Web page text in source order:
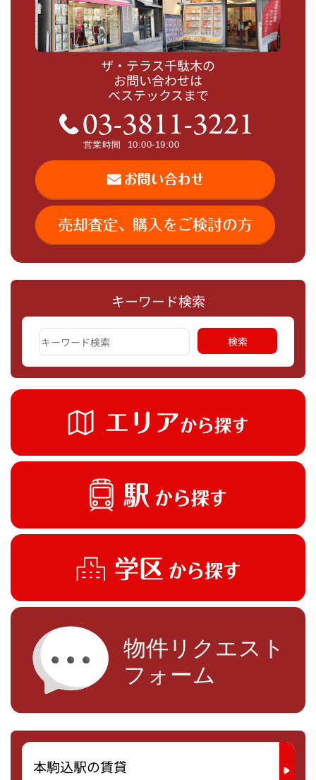
キーワード検索
本駒込駅の賃貸
ザ・テラス千駄木の
お問い合わせは
ベステックスまで